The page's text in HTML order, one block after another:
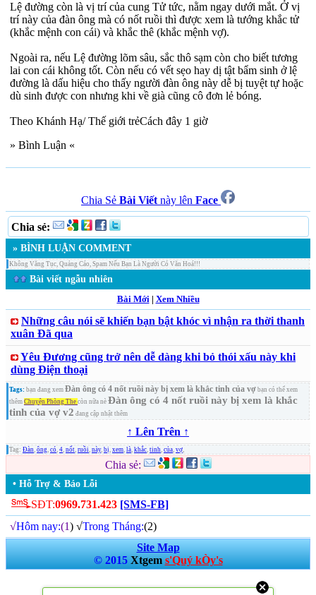
Lệ đường còn là vị trí của cung Tử tức, nằm ngay dưới mắt. Ở vị
trí này của đàn ông mà có nốt ruồi thì được xem là tướng khắc tử
(khắc mệnh con cái) và khắc thê (khắc mệnh vợ).
Ngoài ra, nếu Lệ đường lõm sâu, sắc thô sạm còn cho biết tương
lai con cái không tốt. Còn nếu có vết sẹo hay dị tật bẩm sinh ở lệ
đường là dấu hiệu cho thấy người đàn ông này dễ bị tuyệt tự hoặc
dù sinh được con nhưng khi về già cũng cô đơn lẻ bóng.
Theo Khánh Hạ/ Thế giới trẻCách đây 1 giờ
» Bình Luận «
Chia Sẻ Bài Viết này lên Face
Chia sẻ:
» BÌNH LUẬN COMMENT
Không Văng Tục, Quảng Cáo, Spam Nếu Bạn Là Người Có Văn Hoá!!!
Bài viết ngẫu nhiên
Bài Mới| Xem Nhiều
Những câu nói sẽ khiến bạn bật khóc vì nhận ra thời thanh
xuân Đã qua
Yêu Đương cũng trở nên dễ dàng khi bỏ thói xấu này khi
dùng Điện thoại
Tags: bạn đang xem Đàn ông có 4 nốt ruồi này bị xem là khắc tinh của vợ bạn có thể xem
thêm Chuyện Phòng The còn nữa nè Đàn ông có 4 nốt ruồi này bị xem là khắc
tinh của vợ v2 đang cập nhật thêm
↑ Lên Trên ↑
Tag: Đàn, ông, có, 4, nốt, ruồi, này, bị, xem, là, khắc, tinh, của, vợ,
Chia sẻ:
• Hỗ Trợ & Báo Lỗi
SĐT:0969.731.423 [SMS-FB]
√Hôm nay:(1) √Trong Tháng:(2)
Site Map
© 2015Xtgems'Quý kÒy's